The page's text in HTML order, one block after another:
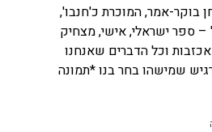
בוקר-אמר, המוכרת כ'חנבו',
ספר ישראלי, אישי, מצחיק
וכל הדברים שאנחנו
שמישהו בחר בנו *תמונה